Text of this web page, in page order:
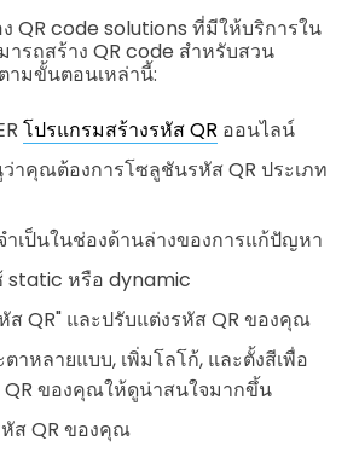
QR code solutions ที่มีให้บริการใน
ารถสร้าง QR code สำหรับสวน
ามขั้นตอนเหล่านี้:
โปรแกรมสร้างรหัส QR ออนไลน์
ว่าคุณต้องการโซลูชันรหัส QR ประเภท
เป็นในช่องด้านล่างของการแก้ปัญหา
static หรือ dynamic
ส QR" และปรับแต่งรหัส QR ของคุณ
าหลายแบบ, เพิ่มโลโก้, และตั้งสีเพื่อ
QR ของคุณให้ดูน่าสนใจมากขึ้น
ส QR ของคุณ